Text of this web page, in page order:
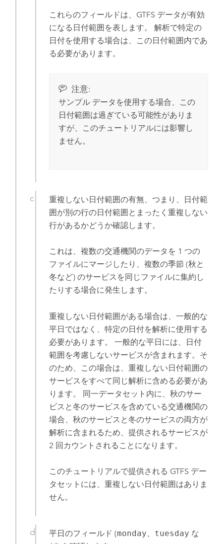
これらのフィールドは、GTFS データが有効
になる日付範囲を表します。 解析で特定の
日付を使用する場合は、この日付範囲内であ
る必要があります。
注意:
サンプル データを使用する場合、この
日付範囲は過ぎている可能性がありま
すが、このチュートリアルには影響し
ません。
重複しない日付範囲の有無、つまり、日付範
囲が別の行の日付範囲とまったく重複しない
行があるかどうか確認します。
これは、複数の交通機関のデータを 1 つの
ファイルにマージしたり、複数の季節 (秋と
冬など) のサービスを同じファイルに集約し
たりする場合に発生します。
重複しない日付範囲がある場合は、一般的な
平日ではなく、特定の日付を解析に使用する
必要があります。 一般的な平日には、日付
範囲を考慮しないサービスが含まれます。そ
のため、この場合は、重複しない日付範囲の
サービスをすべて同じ解析に含める必要があ
ります。 同一データセット内に、秋のサー
ビスと冬のサービスを含めている交通機関の
場合、秋のサービスと冬のサービスの両方が
解析に含まれるため、提供されるサービスが
2 回カウントされることになります。
このチュートリアルで提供される GTFS デー
タセットには、重複しない日付範囲はありま
せん。
平日のフィールド (monday、 tuesday な